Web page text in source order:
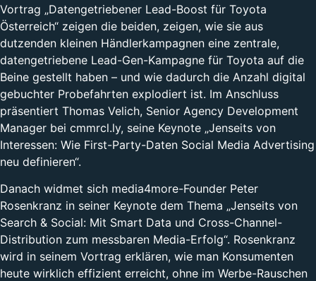
Vortrag „Datengetriebener Lead-Boost für Toyota
Österreich“ zeigen die beiden, zeigen, wie sie aus
dutzenden kleinen Händlerkampagnen eine zentrale,
datengetriebene Lead-Gen-Kampagne für Toyota auf die
Beine gestellt haben – und wie dadurch die Anzahl digital
gebuchter Probefahrten explodiert ist. Im Anschluss
präsentiert Thomas Velich, Senior Agency Development
Manager bei cmmrcl.ly, seine Keynote „Jenseits von
Interessen: Wie First-Party-Daten Social Media Advertising
neu definieren“.
Danach widmet sich media4more-Founder Peter
Rosenkranz in seiner Keynote dem Thema „Jenseits von
Search & Social: Mit Smart Data und Cross-Channel-
Distribution zum messbaren Media-Erfolg“. Rosenkranz
wird in seinem Vortrag erklären, wie man Konsumenten
heute wirklich effizient erreicht, ohne im Werbe-Rauschen